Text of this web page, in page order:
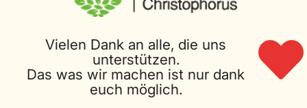
Vielen Dank an alle, die uns
unterstützen.
Das was wir machen ist nur dank
euch möglich.